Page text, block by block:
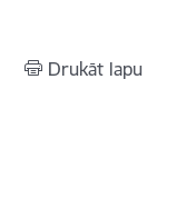
Drukāt lapu